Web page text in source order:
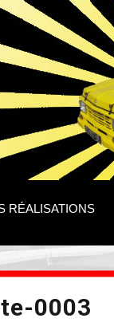
RÉALISATIONS
0003